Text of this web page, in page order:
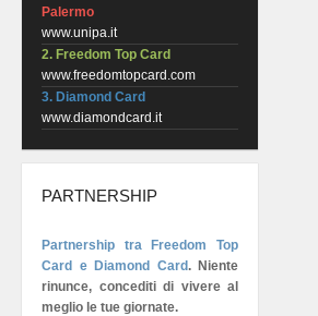
Palermo
www.unipa.it
2. Freedom Top Card
www.freedomtopcard.com
3. Diamond Card
www.diamondcard.it
PARTNERSHIP
Partnership tra Freedom Top
Card e Diamond Card. Niente
rinunce, concediti di vivere al
meglio le tue giornate.